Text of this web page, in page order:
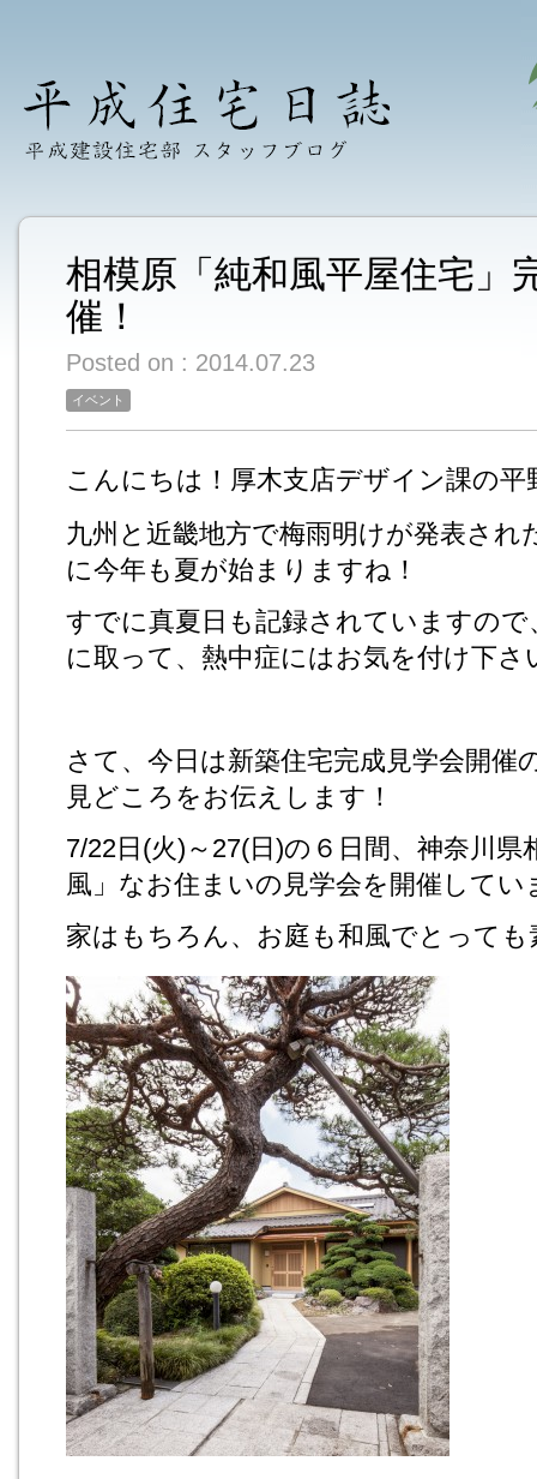
相模原「純和風平屋住宅」
催！
Posted on : 2014.07.23
イベント
こんにちは！厚木支店デザイン課の平
九州と近畿地方で梅雨明けが発表され
に今年も夏が始まりますね！
すでに真夏日も記録されていますの
に取って、熱中症にはお気を付け下さ
さて、今日は新築住宅完成見学会開催
見どころをお伝えします！
7/22日(火)～27(日)の６日間、神奈川県
風」なお住まいの見学会を開催してい
家はもちろん、お庭も和風でとって